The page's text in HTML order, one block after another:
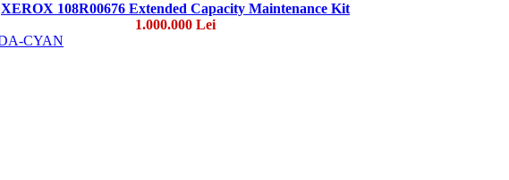
XEROX 108R00676 Extended Capacity Maintenance Kit
1.000.000 Lei